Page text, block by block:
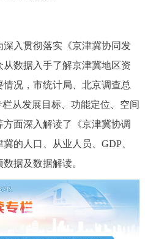
入贯彻落实《京津冀协同发
数据入手了解京津冀地区资
况，市统计局、北京调查总
从发展目标、功能定位、空间
面深入解读了《京津冀协调
的人口、从业人员、GDP、
据及数据解读。